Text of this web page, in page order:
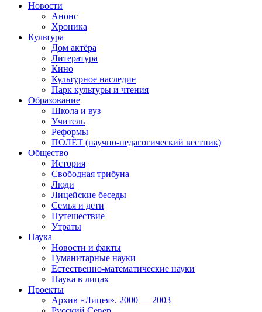
Новости
Анонс
Хроника
Культура
Дом актёра
Литература
Кино
Культурное наследие
Парк культуры и чтения
Образование
Школа и вуз
Учитель
Реформы
ПОЛЁТ (научно-педагогический вестник)
Общество
История
Свободная трибуна
Люди
Лицейские беседы
Семья и дети
Путешествие
Утраты
Наука
Новости и факты
Гуманитарные науки
Естественно-математические науки
Наука в лицах
Проекты
Архив «Лицея». 2000 — 2003